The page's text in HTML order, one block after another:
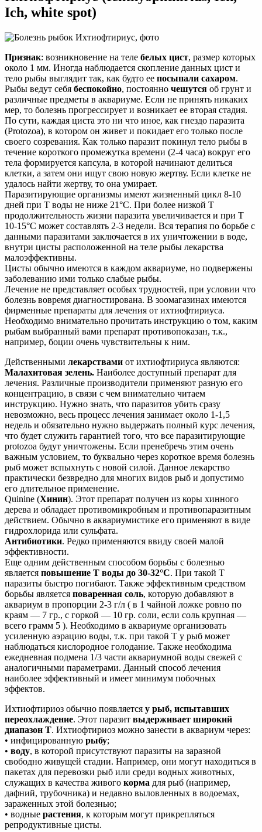
Ich, white spot)
Признак: возникновение на теле белых цист, размер которых
около 1 мм. Иногда наблюдается скопление данных цист и
тело рыбы выглядит так, как будто ее посыпали сахаром.
Рыбы ведут себя беспокойно, постоянно чешутся об грунт и
различные предметы в аквариуме. Если не принять никаких
мер, то болезнь прогрессирует и возникает ее вторая стадия.
По сути, каждая циста это ни что иное, как гнездо паразита
(Protozoa), в котором он живет и покидает его только после
своего созревания. Как только паразит покинул тело рыбы в
течение короткого промежутка времени (2-4 часа) вокруг его
тела формируется капсула, в которой начинают делиться
клетки, а затем они ищут свою новую жертву. Если клетке не
удалось найти жертву, то она умирает.
Паразитирующие организмы имеют жизненный цикл 8-10
дней при Т воды не ниже 21°C. При более низкой Т
продолжительность жизни паразита увеличивается и при Т
10-15°С может составлять 2-3 недели. Вся терапия по борьбе с
данными паразитами заключается в их уничтожении в воде,
внутри цисты расположенной на теле рыбы лекарства
малоэффективны.
Цисты обычно имеются в каждом аквариуме, но подвержены
заболеванию ими только слабые рыбы.
Лечение не представляет особых трудностей, при условии что
болезнь вовремя диагностирована. В зоомагазинах имеются
фирменные препараты для лечения от ихтиофтириуса.
Необходимо внимательно прочитать инструкцию о том, каким
рыбам выбранный вами препарат противопоказан, т.к.,
например, боции очень чувствительны к ним.
Действенными лекарствами от ихтиофтириуса являются:
Малахитовая зелень. Наиболее доступный препарат для
лечения. Различные производители применяют разную его
концентрацию, в связи с чем внимательно читаем
инструкцию. Нужно знать, что паразитов убить сразу
невозможно, весь процесс лечения занимает около 1-1,5
недель и обязательно нужно выдержать полный курс лечения,
что будет служить гарантией того, что все паразитирующие
protozoa будут уничтожены. Если пренебречь этим очень
важным условием, то буквально через короткое время болезнь
рыб может вспыхнуть с новой силой. Данное лекарство
практически безвредно для многих видов рыб и допустимо
его длительное применение.
Quinine (Хинин). Этот препарат получен из коры хинного
дерева и обладает противомикробным и противопаразитным
действием. Обычно в аквариумистике его применяют в виде
гидрохлорида или сульфата.
Антибиотики. Редко применяются ввиду своей малой
эффективности.
Еще одним действенным способом борьбы с болезнью
является повышение Т воды до 30-32°С. При такой Т
паразиты быстро погибают. Также эффективным средством
борьбы является поваренная соль, которую добавляют в
аквариум в пропорции 2-3 г/л ( в 1 чайной ложке ровно по
краям — 7 гр., с горкой — 10 гр. соли, если соль крупная —
всего грамм 5 ). Необходимо в аквариуме организовать
усиленную аэрацию воды, т.к. при такой Т у рыб может
наблюдаться кислородное голодание. Также необходима
ежедневная подмена 1/3 части аквариумной воды свежей с
аналогичными параметрами. Данный способ лечения
наиболее эффективный и имеет минимум побочных
эффектов.
Ихтиофтириоз обычно появляется у рыб, испытавших
переохлаждение. Этот паразит выдерживает широкий
диапазон Т. Ихтиофтириоз можно занести в аквариум через:
• инфицированную рыбу;
• воду, в которой присутствуют паразиты на заразной
свободно живущей стадии. Например, они могут находиться в
пакетах для перевозки рыб или среди водных животных,
служащих в качества живого корма для рыб (например,
дафний, трубочника) и недавно выловленных в водоемах,
зараженных этой болезнью;
• водные растения, к которым могут прикрепляться
репродуктивные цисты.